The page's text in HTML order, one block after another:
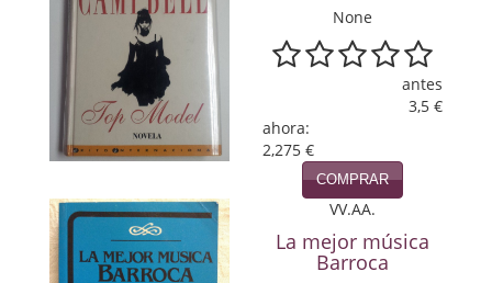
None
antes
3,5 €
ahora:
2,275 €
COMPRAR
VV.AA.
La mejor música
Barroca